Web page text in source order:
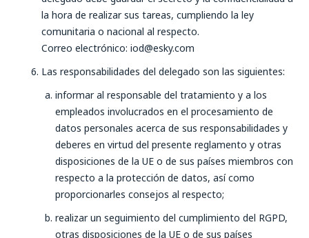
la hora de realizar sus tareas, cumpliendo la ley
comunitaria o nacional al respecto.
Correo electrónico: iod@esky.com
Las responsabilidades del delegado son las siguientes:
informar al responsable del tratamiento y a los
empleados involucrados en el procesamiento de
datos personales acerca de sus responsabilidades y
deberes en virtud del presente reglamento y otras
disposiciones de la UE o de sus países miembros con
respecto a la protección de datos, así como
proporcionarles consejos al respecto;
realizar un seguimiento del cumplimiento del RGPD,
otras disposiciones de la UE o de sus países